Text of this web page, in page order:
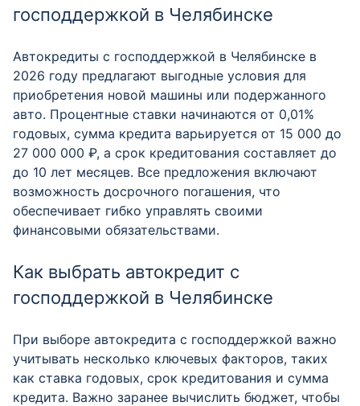
господдержкой в Челябинске
Автокредиты с господдержкой в Челябинске в
2026 году предлагают выгодные условия для
приобретения новой машины или подержанного
авто. Процентные ставки начинаются от 0,01%
годовых, сумма кредита варьируется от 15 000 до
27 000 000 ₽, а срок кредитования составляет до
до 10 лет месяцев. Все предложения включают
возможность досрочного погашения, что
обеспечивает гибко управлять своими
финансовыми обязательствами.
Как выбрать автокредит с
господдержкой в Челябинске
При выборе автокредита с господдержкой важно
учитывать несколько ключевых факторов, таких
как ставка годовых, срок кредитования и сумма
кредита. Важно заранее вычислить бюджет, чтобы